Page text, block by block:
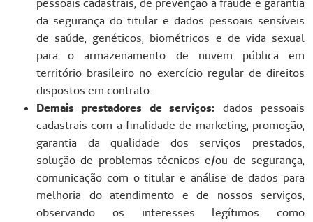
pessoais cadastrais, de prevenção à fraude e garantia
da segurança do titular e dados pessoais sensíveis
de saúde, genéticos, biométricos e de vida sexual
para o armazenamento de nuvem pública em
território brasileiro no exercício regular de direitos
dispostos em contrato.
Demais prestadores de serviços: dados pessoais
cadastrais com a finalidade de marketing, promoção,
garantia da qualidade dos serviços prestados,
solução de problemas técnicos e/ou de segurança,
comunicação com o titular e análise de dados para
melhoria do atendimento e de nossos serviços,
observando os interesses legítimos como